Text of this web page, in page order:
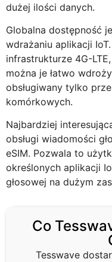
dużej ilości danych.
Globalna dostępność
wdrażaniu aplikacji
infrastrukturze 4G-
można je łatwo
obsługiwany tylko
komórkowych.
Najbardziej
obsługi wiadomości
eSIM. Pozwala to
określonych aplikacji
głosowej na dużym
Co
Tesswave